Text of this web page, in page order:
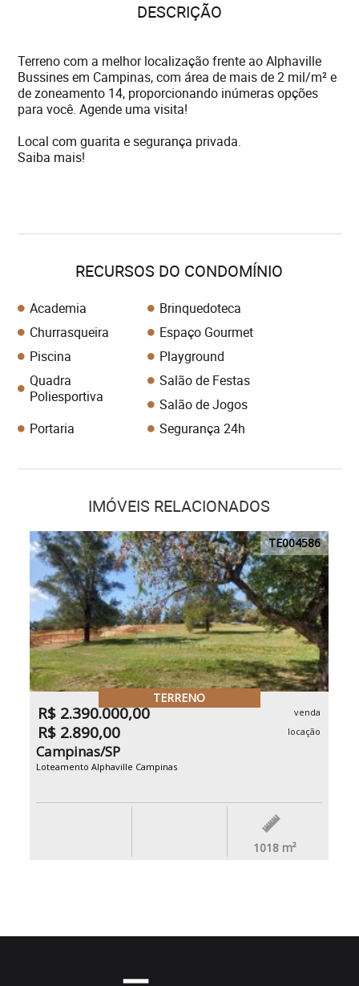
DESCRIÇÃO
Terreno com a melhor localização frente ao Alphaville
Bussines em Campinas, com área de mais de 2 mil/m² e
de zoneamento 14, proporcionando inúmeras opções
para você. Agende uma visita!
Local com guarita e segurança privada.
Saiba mais!
RECURSOS DO CONDOMÍNIO
Academia
Brinquedoteca
Churrasqueira
Espaço Gourmet
Piscina
Playground
Quadra
Poliesportiva
Salão de Festas
Salão de Jogos
Portaria
Segurança 24h
IMÓVEIS RELACIONADOS
TE004586
TERRENO
R$ 2.390.000,00 venda
R$ 2.890,00 locação
Campinas/SP
Loteamento Alphaville Campinas
1018 m²